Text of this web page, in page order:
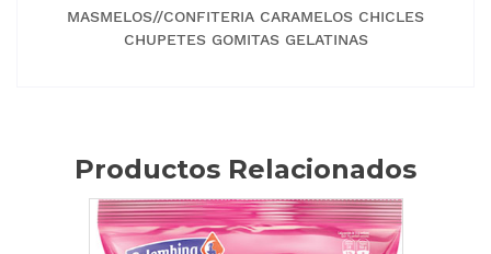
MASMELOS//CONFITERIA CARAMELOS CHICLES
CHUPETES GOMITAS GELATINAS
Productos Relacionados